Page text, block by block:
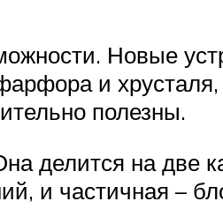
Новые
и
полезны.
делится на две
и частичная –